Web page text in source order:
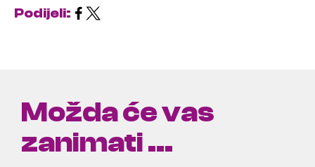
Podijeli:
Možda će vas
zanimati ...